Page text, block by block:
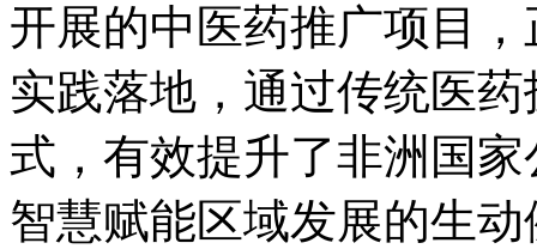
开展的中医药推广项目
实践落地，通过传统医
式，有效提升了非洲国
智慧赋能区域发展的生动